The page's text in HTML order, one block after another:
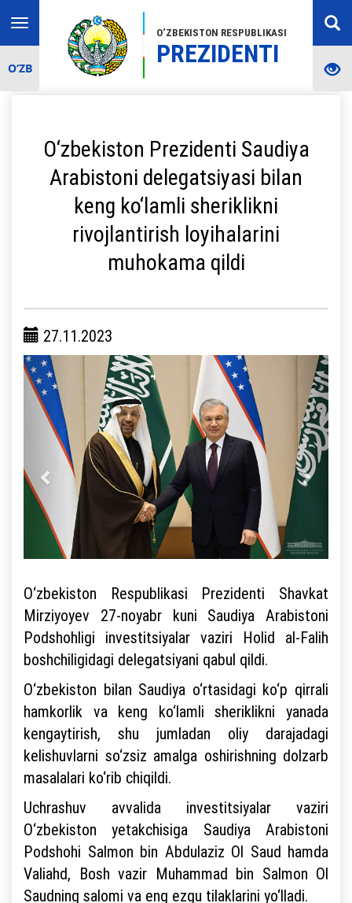
O‘ZBEKISTON RESPUBLIKASI
PREZIDENTI
Toggle
navigation
O‘ZB
O‘zbekiston Prezidenti Saudiya
Arabistoni delegatsiyasi bilan
keng ko‘lamli sheriklikni
rivojlantirish loyihalarini
muhokama qildi
27.11.2023
O‘zbekiston Respublikasi Prezidenti Shavkat
Mirziyoyev 27-noyabr kuni Saudiya Arabistoni
Podshohligi investitsiyalar vaziri Holid al-Falih
boshchiligidagi delegatsiyani qabul qildi.
O‘zbekiston bilan Saudiya o‘rtasidagi ko‘p qirrali
hamkorlik va keng ko‘lamli sheriklikni yanada
kengaytirish, shu jumladan oliy darajadagi
kelishuvlarni so‘zsiz amalga oshirishning dolzarb
masalalari ko‘rib chiqildi.
Uchrashuv avvalida investitsiyalar vaziri
O‘zbekiston yetakchisiga Saudiya Arabistoni
Podshohi Salmon bin Abdulaziz Ol Saud hamda
Valiahd, Bosh vazir Muhammad bin Salmon Ol
Saudning salomi va eng ezgu tilaklarini yo‘lladi.